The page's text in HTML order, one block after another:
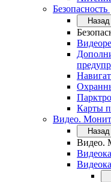
Безопасность
Назад
Карты
Видео.
Назад
Видео.